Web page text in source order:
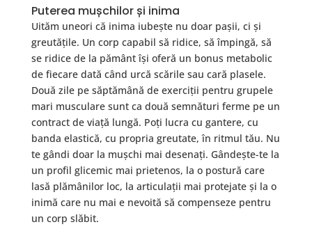
Puterea mușchilor și inima
Uităm uneori că inima iubește nu doar pașii, ci și
greutățile. Un corp capabil să ridice, să împingă, să
se ridice de la pământ își oferă un bonus metabolic
de fiecare dată când urcă scările sau cară plasele.
Două zile pe săptămână de exerciții pentru grupele
mari musculare sunt ca două semnături ferme pe un
contract de viață lungă. Poți lucra cu gantere, cu
banda elastică, cu propria greutate, în ritmul tău. Nu
te gândi doar la mușchi mai desenați. Gândește-te la
un profil glicemic mai prietenos, la o postură care
lasă plămânilor loc, la articulații mai protejate și la o
inimă care nu mai e nevoită să compenseze pentru
un corp slăbit.